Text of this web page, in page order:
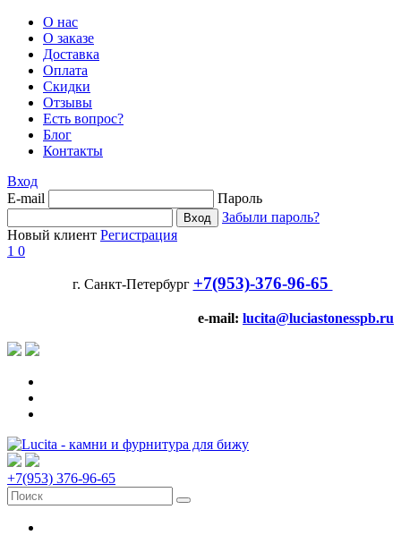
О нас
О заказе
Доставка
Оплата
Скидки
Отзывы
Есть вопрос?
Блог
Контакты
Вход
E-mail
Пароль
Забыли пароль?
Новый клиент Регистрация
1 0
г. Санкт-Петербург +7(953)-376-96-65
e-mail: lucita@luciastonesspb.ru
+7(953) 376-96-65